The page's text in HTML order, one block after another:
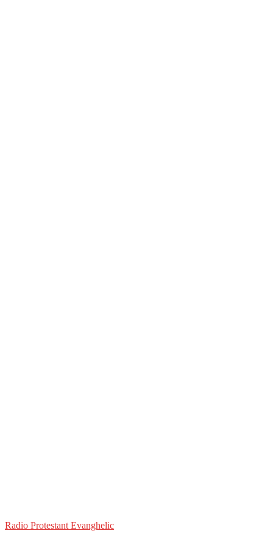
Radio Protestant Evanghelic